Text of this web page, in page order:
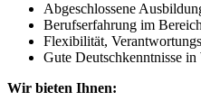
Abgeschlossene
Berufserfahrung im
Flexibilität,
Gute Deutschkenntnisse
Wir bieten Ihnen: